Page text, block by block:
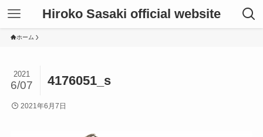
Hiroko Sasaki official website
ホーム
4176051_s
2021
6/07
2021年6月7日